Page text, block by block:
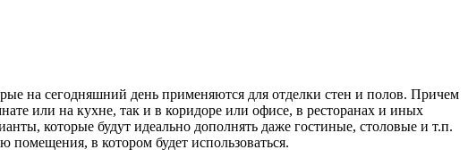
на сегодняшний день применяются для отделки стен и полов. Причем
или на кухне, так и в коридоре или офисе, в ресторанах и иных
которые будут идеально дополнять даже гостиные, столовые и т.п.
помещения, в котором будет использоваться.